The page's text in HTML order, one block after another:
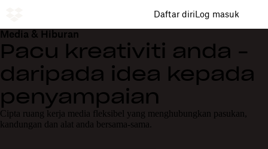
Daftar diriLog masuk
Media & Hiburan
Pacu kreativiti anda -
daripada idea kepada
penyampaian
Cipta ruang kerja media fleksibel yang menghubungkan pasukan,
kandungan dan alat anda bersama-sama.